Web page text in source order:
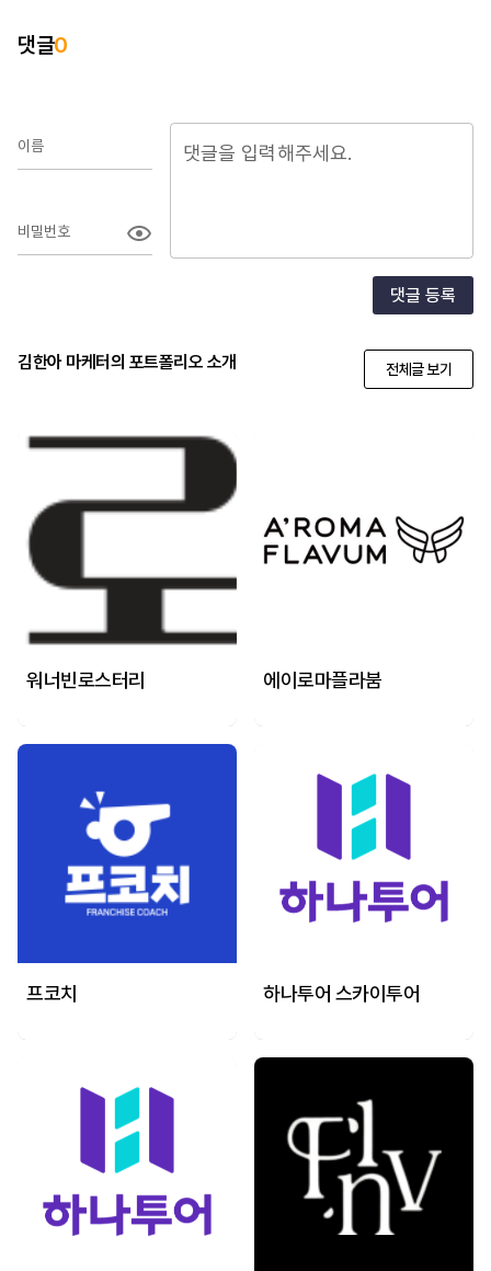
댓글0
이름
비밀번호
댓글 등록
김한아 마케터의 포트폴리오 소개 전체글 보기
워너빈로스터리 에이로마플라붐
프코치 하나투어 스카이투어